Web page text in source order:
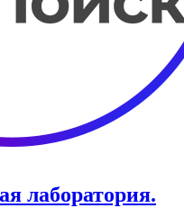
лаборатория.